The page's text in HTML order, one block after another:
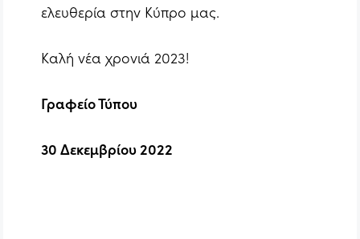
ελευθερία στην Κύπρο μας.
Καλή νέα χρονιά 2023!
Γραφείο Τύπου
30 Δεκεμβρίου 2022